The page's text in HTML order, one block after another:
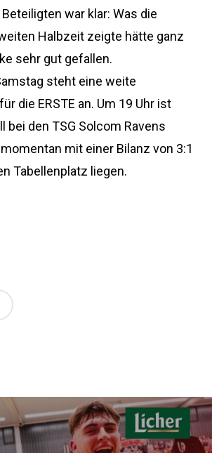
Beteiligten war klar: Was die
Halbzeit zeigte hätte ganz
sehr gut gefallen.
steht eine weite
die ERSTE an. Um 19 Uhr ist
bei den TSG Solcom Ravens
mit einer Bilanz von 3:1
Tabellenplatz liegen.